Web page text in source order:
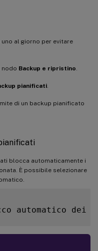
al giorno per evitare
nodo Backup e ripristino
pianificati
di un backup pianificato
blocca automaticamente i
È possibile selezionare
automatico dei